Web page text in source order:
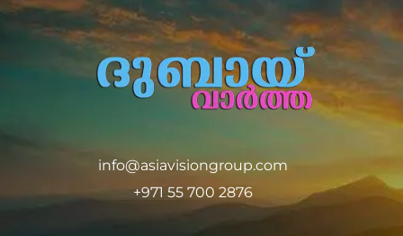
info@asiavisiongroup.com
+971 55 700 2876